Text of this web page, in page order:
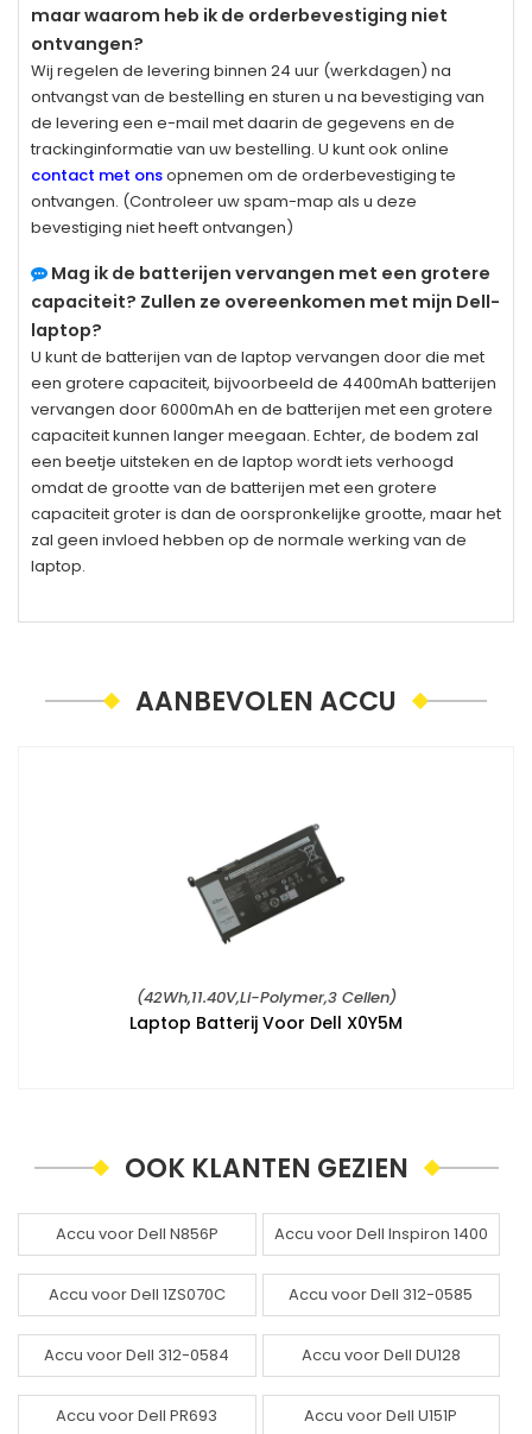
maar waarom heb ik de orderbevestiging niet
ontvangen?
Wij regelen de levering binnen 24 uur (werkdagen) na
ontvangst van de bestelling en sturen u na bevestiging van
de levering een e-mail met daarin de gegevens en de
trackinginformatie van uw bestelling. U kunt ook online
contact met onsopnemen om de orderbevestiging te
ontvangen. (Controleer uw spam-map als u deze
bevestiging niet heeft ontvangen)
Mag ik de batterijen vervangen met een grotere
capaciteit? Zullen ze overeenkomen met mijn Dell-
laptop?
U kunt de batterijen van de laptop vervangen door die met
een grotere capaciteit, bijvoorbeeld de 4400mAh batterijen
vervangen door 6000mAh en de batterijen met een grotere
capaciteit kunnen langer meegaan. Echter, de bodem zal
een beetje uitsteken en de laptop wordt iets verhoogd
omdat de grootte van de batterijen met een grotere
capaciteit groter is dan de oorspronkelijke grootte, maar het
zal geen invloed hebben op de normale werking van de
laptop.
AANBEVOLEN ACCU
(42Wh,11.40V,Li-Polymer,3 Cellen)
Laptop Batterij Voor Dell X0Y5M
OOK KLANTEN GEZIEN
Accu voor Dell N856P Accu voor Dell Inspiron 1400
Accu voor Dell 1ZS070C Accu voor Dell 312-0585
Accu voor Dell 312-0584 Accu voor Dell DU128
Accu voor Dell PR693 Accu voor Dell U151P